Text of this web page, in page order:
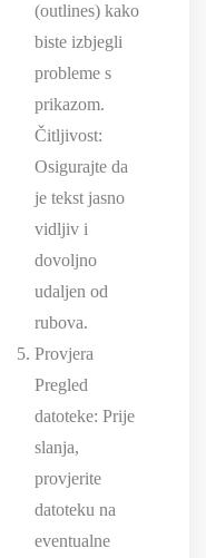
(outlines) kako
biste izbjegli
probleme s
prikazom.
Čitljivost:
Osigurajte da
je tekst jasno
vidljiv i
dovoljno
udaljen od
rubova.
Provjera
Pregled
datoteke: Prije
slanja,
provjerite
datoteku na
eventualne